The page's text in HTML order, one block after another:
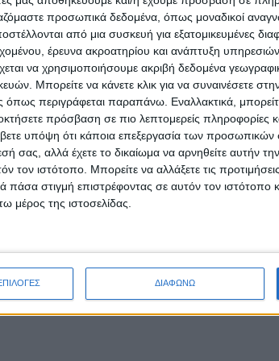
προσωπικά δεδομένα, όπως μοναδικοί
από μια συσκευή για εξατομικευμένες
έρευνα ακροατηρίου και ανάπτυξη υπηρεσιών.
να χρησιμοποιήσουμε ακριβή δεδομένα
Μπορείτε να κάνετε κλικ για να συναινέσετε
περιγράφεται παραπάνω. Εναλλακτικά,
πρόσβαση σε πιο λεπτομερείς πληροφορίες
υπόψη ότι κάποια επεξεργασία των προσωπικών
σας, αλλά έχετε το δικαίωμα να αρνηθείτε αυτήν
τον ιστότοπο. Μπορείτε να αλλάξετε τις
στιγμή επιστρέφοντας σε αυτόν τον ιστότοπο
μέρος της ιστοσελίδας.
ΔΙΑΦΩΝΩ
Ανάπτυξης και Επενδύσεων
Μanagement HR, ΔΒΜ-Απασχόλησης &
Ζυθοποιία Α.Ε.
Ανθρώπινου Δυναμικού του Τμήματος Μάρκετινγκ
Anadeixi
και Ομάδας, Διευθυντής του ΑΚΜΑ
Group
skywalker.gr
Director του Κέντρου Διά Βίου